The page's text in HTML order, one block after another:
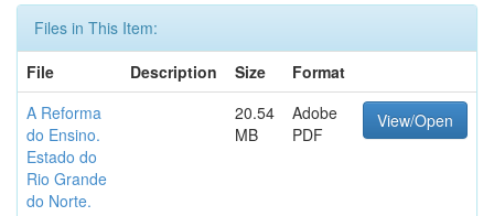
Files in This Item:
File
Description Size
Format
A Reforma
do Ensino.
Estado do
Rio Grande
do Norte.
20.54
MB
Adobe
PDF
View/Open